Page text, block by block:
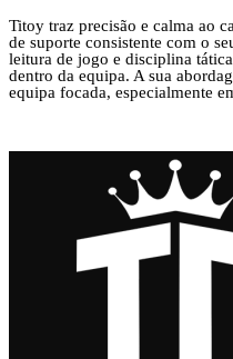
Titoy traz precisão e calma ao
de suporte consistente com o
leitura de jogo e disciplina
dentro da equipa. A sua
equipa focada, especialmente